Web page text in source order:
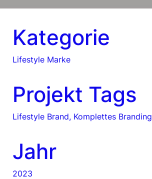
Kategorie
Lifestyle Marke
Projekt Tags
Lifestyle Brand, Komplettes Branding
Jahr
2023